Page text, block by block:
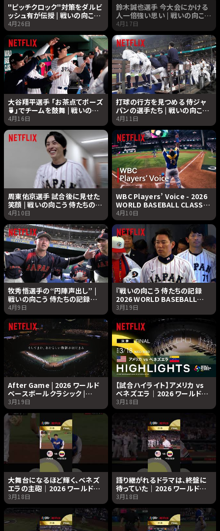
"ピッチクロック"対策をダルビ
ッシュ有が伝授 | 戦いの向こう
侍たちの記録 2026 WORLD
BASEBALL CLASSIC |
Netflix Japan
4月26日
鈴木誠也選手 今大会にかける
人一倍強い思い | 戦いの向こう
侍たちの記録 2026 WORLD
BASEBALL CLASSIC |
Netflix Japan
4月17日
大谷翔平選手 「お茶点てポーズ
🍵」でチームを鼓舞 | 戦いの向
こう 侍たちの記録 2026
WORLD BASEBALL CLASSIC
| Netflix Japan
4月16日
打球の行方を見つめる 侍ジャ
パンの選手たち | 戦いの向こう
侍たちの記録 2026 WORLD
BASEBALL CLASSIC |
Netflix Japan
4月11日
周東佑京選手 試合後に見せた
笑顔 | 戦いの向こう 侍たちの記
録 2026 WORLD BASEBALL
CLASSIC | Netflix Japan
4月10日
WBC Players’ Voice - 2026
WORLD BASEBALL CLASSIC
言葉の記録 - | 2026 ワールド
ベースボールクラシック |
Netflix Japan
4月10日
牧秀悟選手の“円陣声出し” |
戦いの向こう 侍たちの記録
2026 WORLD BASEBALL
CLASSIC | Netflix Japan
4月9日
『戦いの向こう 侍たちの記録
2026 WORLD BASEBALL
CLASSIC』ティーザー予告編｜
Netflix Japan
3月19日
After Game | 2026 ワールド
ベースボールクラシック |
Netflix Japan
3月19日
【試合ハイライト】アメリカ vs
ベネズエラ｜2026 ワールドベ
ースボールクラシック |
Netflix Japan
3月18日
大舞台になるほど輝く、ベネズ
エラの主砲｜2026 ワールドベ
ースボールクラシック |
Netflix Japan
3月18日
語り継がれるドラマは、終盤に
待っていた｜2026 ワールドベ
ースボールクラシック |
Netflix Japan
3月18日